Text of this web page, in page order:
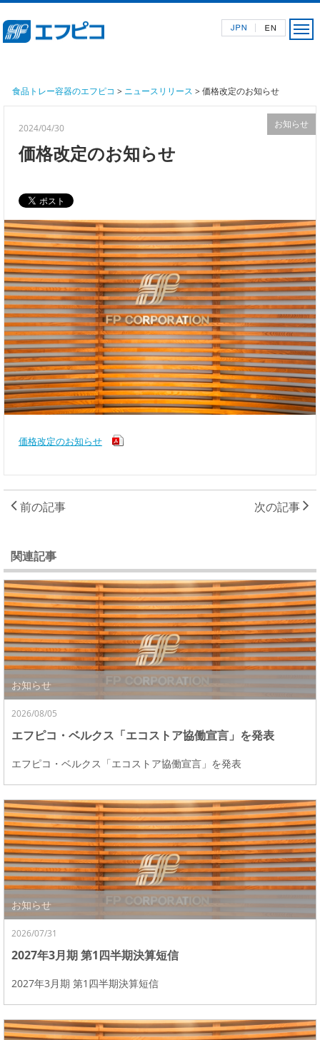
食品トレー容器のエフピコ > ニュースリリース > 価格改定のお知らせ
お知らせ
2024/04/30
価格改定のお知らせ
価格改定のお知らせ
前の記事 次の記事
関連記事
お知らせ
2026/08/05
エフピコ・ベルクス「エコストア協働宣言」を発表
エフピコ・ベルクス「エコストア協働宣言」を発表
お知らせ
2026/07/31
2027年3月期 第1四半期決算短信
2027年3月期 第1四半期決算短信